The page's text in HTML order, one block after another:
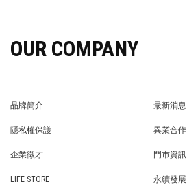
OUR COMPANY
品牌簡介
最新消息
隱私權保護
異業合作
企業徵才
門市資訊
LIFE STORE
永續發展